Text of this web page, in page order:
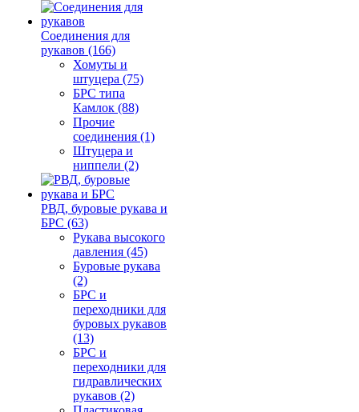
Соединения для
рукавов (166)
Хомуты и
штуцера (75)
БРС типа
Камлок (88)
Прочие
соединения (1)
Штуцера и
ниппели (2)
РВД, буровые рукава и
БРС (63)
Рукава высокого
давления (45)
Буровые рукава
(2)
БРС и
переходники для
буровых рукавов
(13)
БРС и
переходники для
гидравлических
рукавов (2)